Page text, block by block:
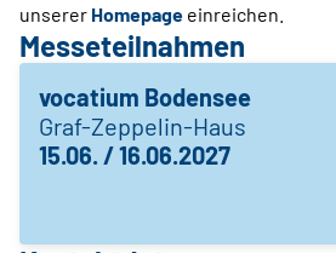
unserer Homepage einreichen.
Messeteilnahmen
vocatium Bodensee
Graf-Zeppelin-Haus
15.06. / 16.06.2027